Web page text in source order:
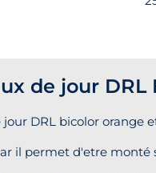
de jour DRL
DRL bicolor orange
il permet d'etre monté